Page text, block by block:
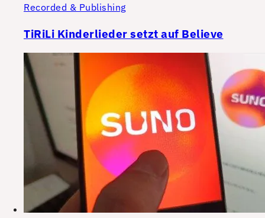
Recorded & Publishing
TiRiLi Kinderlieder setzt auf Believe